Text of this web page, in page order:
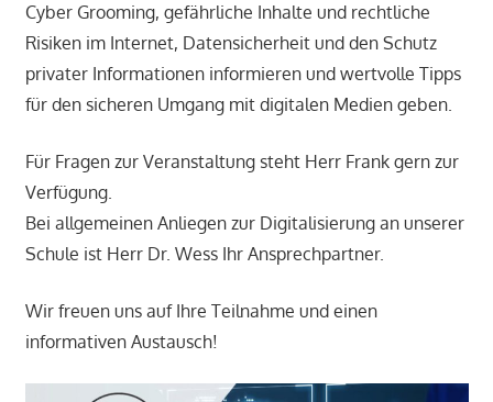
Cyber Grooming, gefährliche Inhalte und rechtliche
Risiken im Internet, Datensicherheit und den Schutz
privater Informationen informieren und wertvolle Tipps
für den sicheren Umgang mit digitalen Medien geben.
Für Fragen zur Veranstaltung steht Herr Frank gern zur
Verfügung.
Bei allgemeinen Anliegen zur Digitalisierung an unserer
Schule ist Herr Dr. Wess Ihr Ansprechpartner.
Wir freuen uns auf Ihre Teilnahme und einen
informativen Austausch!